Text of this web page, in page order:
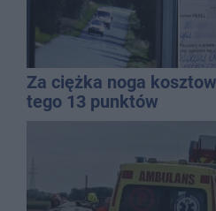
Za ciężka noga
tego 13 punktów